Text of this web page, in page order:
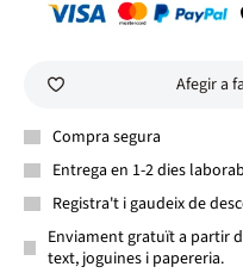
Afegir a
Compra segura
Entrega en 1-2 dies
Registra't i gaudeix de
Enviament gratuït a partir
text, joguines i papereria.